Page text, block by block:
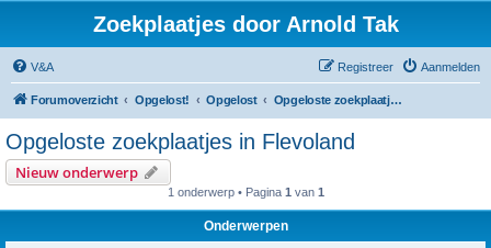
Zoekplaatjes door Arnold Tak
V&A Aanmelden
Registreer
Forumoverzicht Opgelost! Opgelost Opgeloste zoekplaatjes in Flevoland
Opgeloste zoekplaatjes in Flevoland
Nieuw onderwerp
1 onderwerp • Pagina 1 van 1
Onderwerpen